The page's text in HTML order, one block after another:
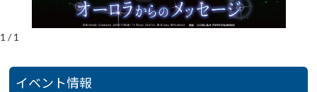
1 /1
イベント情報